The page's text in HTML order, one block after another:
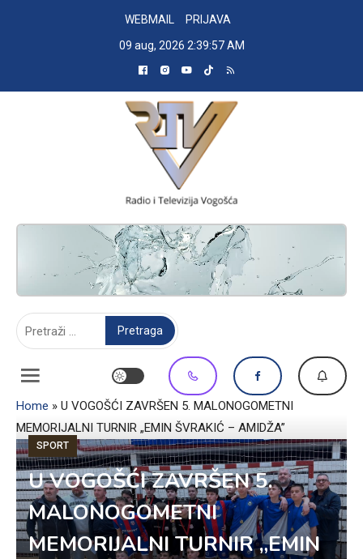
WEBMAIL
PRIJAVA
09 aug, 2026 2:39:58 AM
RADIO TELEVIZIJA VOGOŠĆA
Home » U VOGOŠĆI ZAVRŠEN 5. MALONOGOMETNI
MEMORIJALNI TURNIR „EMIN ŠVRAKIĆ – AMIDŽA”
SPORT
U VOGOŠĆI ZAVRŠEN 5.
MALONOGOMETNI
MEMORIJALNI TURNIR „EMIN